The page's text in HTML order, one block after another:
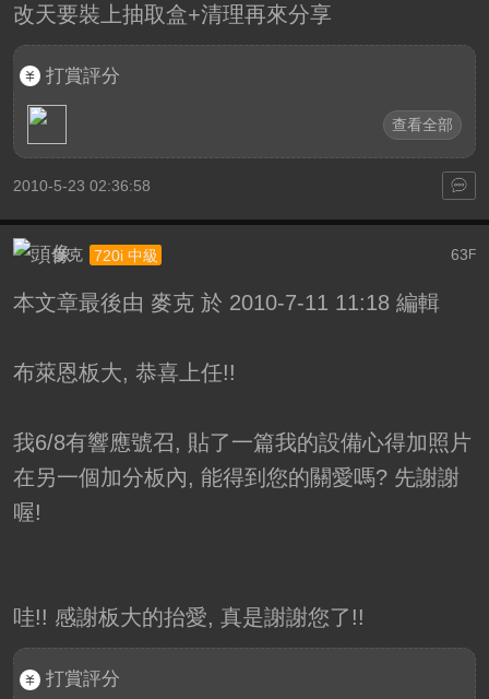
改天要裝上抽取盒+清理再來分享
打賞評分
查看全部
2010-5-23 02:36:58
63 F
麥克 720i 中級
本文章最後由 麥克 於 2010-7-11 11:18 編輯
布萊恩板大, 恭喜上任!!
我6/8有響應號召, 貼了一篇我的設備心得加照片
在另一個加分板內, 能得到您的關愛嗎? 先謝謝
喔!
哇!! 感謝板大的抬愛, 真是謝謝您了!!
打賞評分